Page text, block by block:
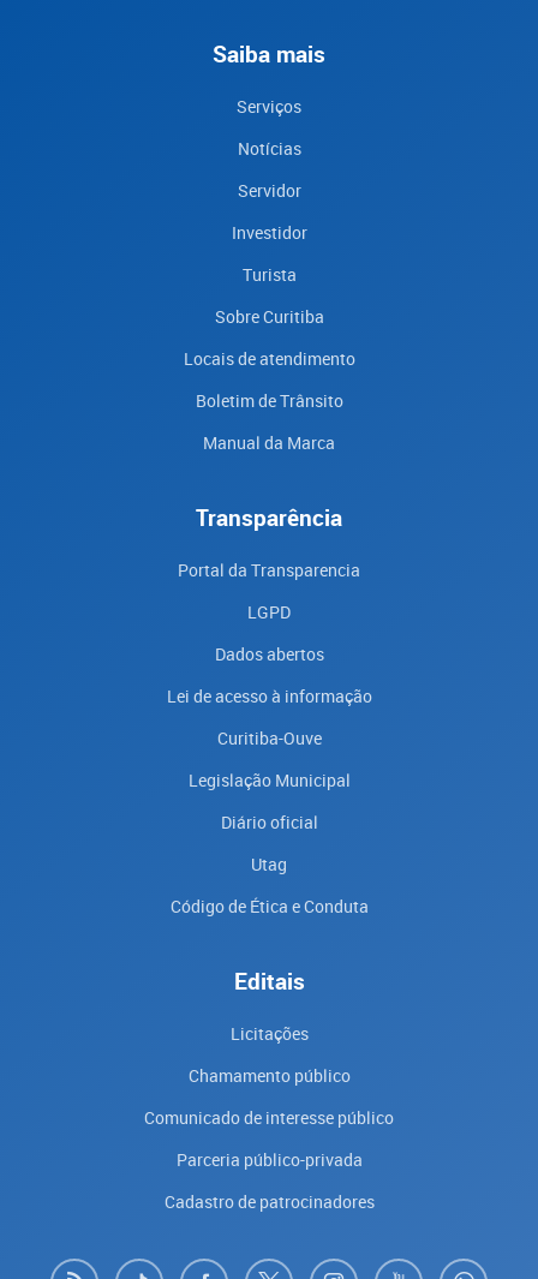
Saiba mais
Serviços
Notícias
Servidor
Investidor
Turista
Sobre Curitiba
Locais de atendimento
Boletim de Trânsito
Manual da Marca
Transparência
Portal da Transparencia
LGPD
Dados abertos
Lei de acesso à informação
Curitiba-Ouve
Legislação Municipal
Diário oficial
Utag
Código de Ética e Conduta
Editais
Licitações
Chamamento público
Comunicado de interesse público
Parceria público-privada
Cadastro de patrocinadores